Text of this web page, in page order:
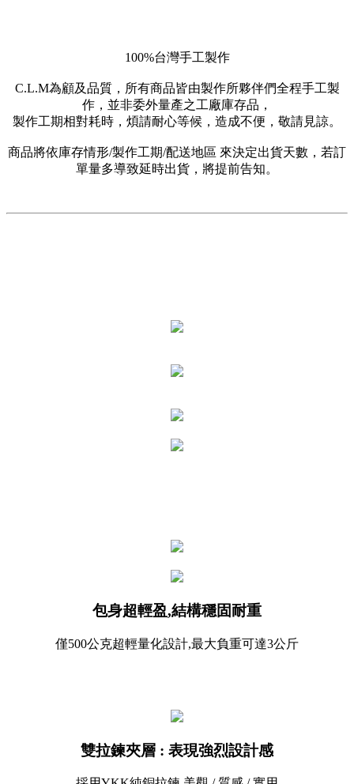
100%台灣手工製作
C.L.M為顧及品質，所有商品皆由製作所夥伴們全程手工製
作，並非委外量產之工廠庫存品，
製作工期相對耗時，煩請耐心等候，造成不便，敬請見諒。
商品將依庫存情形/製作工期/配送地區 來決定出貨天數，若訂
單量多導致延時出貨，將提前告知。
包身超輕盈,結構穩固耐重
僅500公克超輕量化設計,最大負重可達3公斤
雙拉鍊夾層 : 表現強烈設計感